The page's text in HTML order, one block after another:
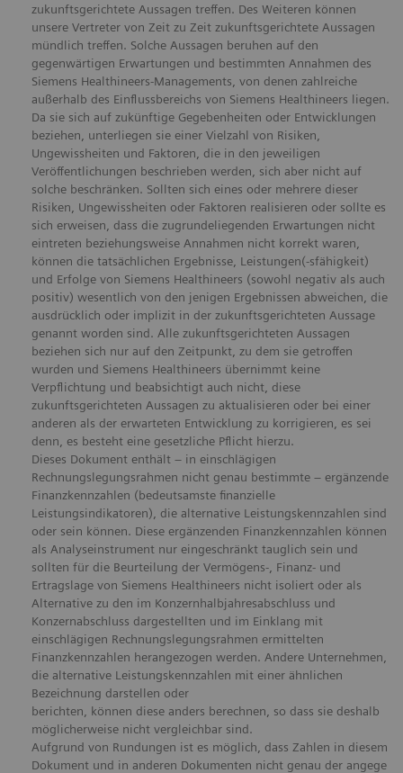
zukunftsgerichtete Aussagen treffen. Des Weiteren können
unsere Vertreter von Zeit zu Zeit zukunftsgerichtete Aussagen
mündlich treffen. Solche Aussagen beruhen auf den
gegenwärtigen Erwartungen und bestimmten Annahmen des
Siemens Healthineers-Managements, von denen zahlreiche
außerhalb des Einflussbereichs von Siemens Healthineers liegen.
Da sie sich auf zukünftige Gegebenheiten oder Entwicklungen
beziehen, unterliegen sie einer Vielzahl von Risiken,
Ungewissheiten und Faktoren, die in den jeweiligen
Veröffentlichungen beschrieben werden, sich aber nicht auf
solche beschränken. Sollten sich eines oder mehrere dieser
Risiken, Ungewissheiten oder Faktoren realisieren oder sollte es
sich erweisen, dass die zugrundeliegenden Erwartungen nicht
eintreten beziehungsweise Annahmen nicht korrekt waren,
können die tatsächlichen Ergebnisse, Leistungen(-sfähigkeit)
und Erfolge von Siemens Healthineers (sowohl negativ als auch
positiv) wesentlich von den jenigen Ergebnissen abweichen, die
ausdrücklich oder implizit in der zukunftsgerichteten Aussage
genannt worden sind. Alle zukunftsgerichteten Aussagen
beziehen sich nur auf den Zeitpunkt, zu dem sie getroffen
wurden und Siemens Healthineers übernimmt keine
Verpflichtung und beabsichtigt auch nicht, diese
zukunftsgerichteten Aussagen zu aktualisieren oder bei einer
anderen als der erwarteten Entwicklung zu korrigieren, es sei
denn, es besteht eine gesetzliche Pflicht hierzu.
Dieses Dokument enthält – in einschlägigen
Rechnungslegungsrahmen nicht genau bestimmte – ergänzende
Finanzkennzahlen (bedeutsamste finanzielle
Leistungsindikatoren), die alternative Leistungskennzahlen sind
oder sein können. Diese ergänzenden Finanzkennzahlen können
als Analyseinstrument nur eingeschränkt tauglich sein und
sollten für die Beurteilung der Vermögens-, Finanz- und
Ertragslage von Siemens Healthineers nicht isoliert oder als
Alternative zu den im Konzernhalbjahresabschluss und
Konzernabschluss dargestellten und im Einklang mit
einschlägigen Rechnungslegungsrahmen ermittelten
Finanzkennzahlen herangezogen werden. Andere Unternehmen,
die alternative Leistungskennzahlen mit einer ähnlichen
Bezeichnung darstellen oder
berichten, können diese anders berechnen, so dass sie deshalb
möglicherweise nicht vergleichbar sind.
Aufgrund von Rundungen ist es möglich, dass Zahlen in diesem
Dokument und in anderen Dokumenten nicht genau der angege